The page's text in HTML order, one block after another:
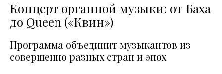
Концерт органной музыки: от Баха
до Queen («Квин»)
Программа объединит музыкантов из
совершенно разных стран и эпох